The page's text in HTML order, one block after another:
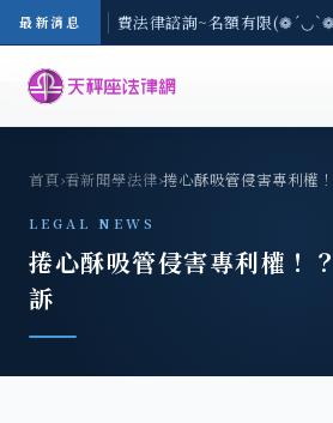
最新消息
3(一) 現場免費法律諮詢~名額有限
首頁›看新聞學法律›捲心酥吸管侵害專利權
LEGAL NEWS
捲心酥吸管侵害專利權！
訴